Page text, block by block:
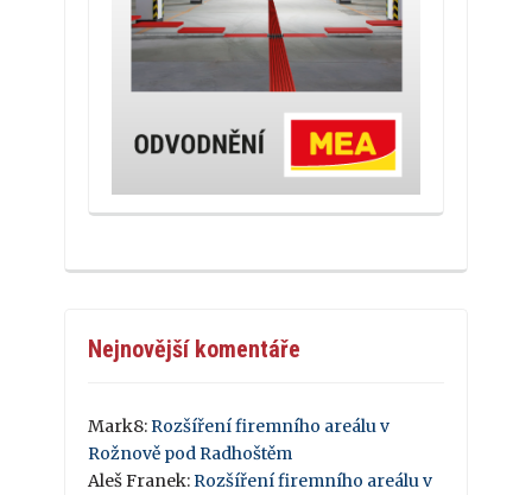
Nejnovější komentáře
Mark8: Rozšíření firemního areálu v
Rožnově pod Radhoštěm
Aleš Franek: Rozšíření firemního areálu v